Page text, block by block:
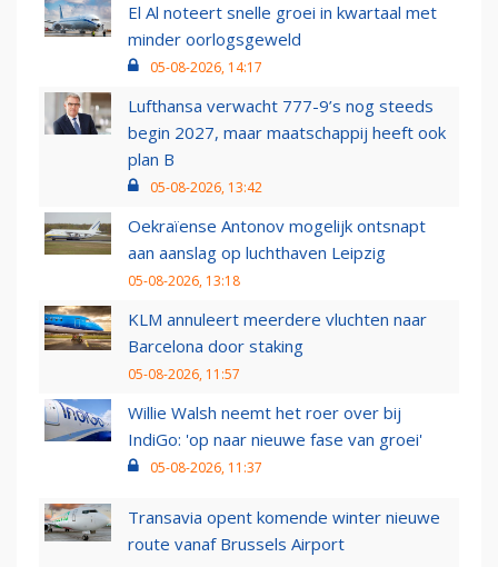
El Al noteert snelle groei in kwartaal met
minder oorlogsgeweld
05-08-2026, 14:17
Lufthansa verwacht 777-9’s nog steeds
begin 2027, maar maatschappij heeft ook
plan B
05-08-2026, 13:42
Oekraïense Antonov mogelijk ontsnapt
aan aanslag op luchthaven Leipzig
05-08-2026, 13:18
KLM annuleert meerdere vluchten naar
Barcelona door staking
05-08-2026, 11:57
Willie Walsh neemt het roer over bij
IndiGo: 'op naar nieuwe fase van groei'
05-08-2026, 11:37
Transavia opent komende winter nieuwe
route vanaf Brussels Airport